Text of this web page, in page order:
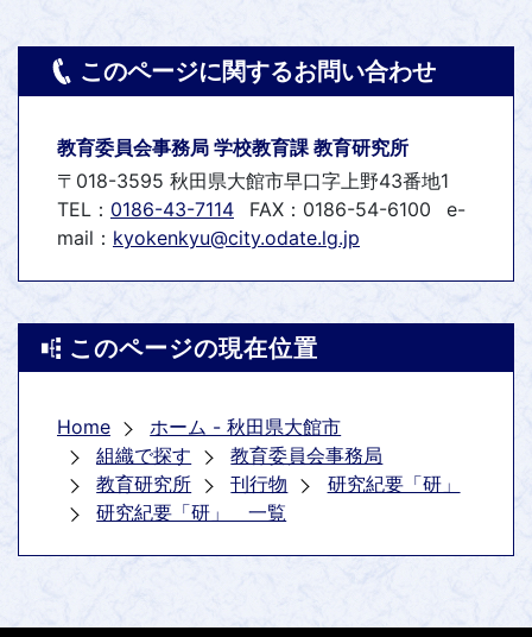
このページに関するお問い合わせ
教育委員会事務局 学校教育課 教育研究所
〒018-3595 秋田県大館市早口字上野43番地1
TEL： 0186-43-7114 FAX：0186-54-6100
e-
mail： kyokenkyu@city.odate.lg.jp
このページの現在位置
Home
ホーム - 秋田県大館市
組織で探す
教育委員会事務局
教育研究所
刊行物
研究紀要「研」
研究紀要「研」 一覧